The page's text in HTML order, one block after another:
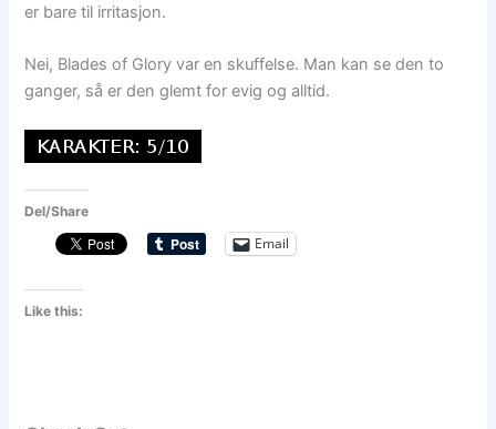
er bare til irritasjon.
Nei, Blades of Glory var en skuffelse. Man kan se den to
ganger, så er den glemt for evig og alltid.
Del/Share
Email
Like this: